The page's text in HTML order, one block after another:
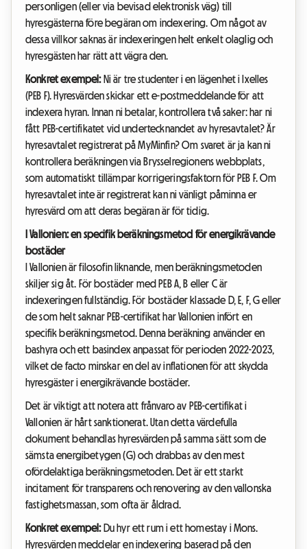
personligen (eller via bevisad elektronisk väg) till
hyresgästerna före begäran om indexering. Om något av
dessa villkor saknas är indexeringen helt enkelt olaglig och
hyresgästen har rätt att vägra den.
Konkret exempel:Ni är tre studenter i en lägenhet i Ixelles
(PEB F). Hyresvärden skickar ett e-postmeddelande för att
indexera hyran. Innan ni betalar, kontrollera två saker: har ni
fått PEB-certifikatet vid undertecknandet av hyresavtalet? Är
hyresavtalet registrerat på MyMinfin? Om svaret är ja kan ni
kontrollera beräkningen via Brysselregionens webbplats,
som automatiskt tillämpar korrigeringsfaktorn för PEB F. Om
hyresavtalet inte är registrerat kan ni vänligt påminna er
hyresvärd om att deras begäran är för tidig.
I Vallonien: en specifik beräkningsmetod för energikrävande
bostäder
I Vallonien är filosofin liknande, men beräkningsmetoden
skiljer sig åt. För bostäder med PEB A, B eller C är
indexeringen fullständig. För bostäder klassade D, E, F, G eller
de som helt saknar PEB-certifikat har Vallonien infört en
specifik beräkningsmetod. Denna beräkning använder en
bashyra och ett basindex anpassat för perioden 2022-2023,
vilket de facto minskar en del av inflationen för att skydda
hyresgäster i energikrävande bostäder.
Det är viktigt att notera att frånvaro av PEB-certifikat i
Vallonien är hårt sanktionerat. Utan detta värdefulla
dokument behandlas hyresvärden på samma sätt som de
sämsta energibetygen (G) och drabbas av den mest
ofördelaktiga beräkningsmetoden. Det är ett starkt
incitament för transparens och renovering av den vallonska
fastighetsmassan, som ofta är åldrad.
Konkret exempel:Du hyr ett rum i ett homestay i Mons.
Hyresvärden meddelar en indexering baserad på den